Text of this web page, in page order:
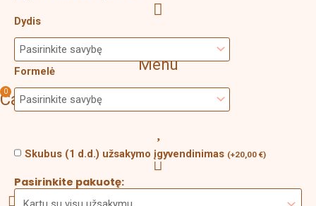
Menu
0
Cart
Dydis
Formelė
Skubus (1 d.d.) užsakymo įgyvendinimas (+20,00 €)
Pasirinkite pakuotę: